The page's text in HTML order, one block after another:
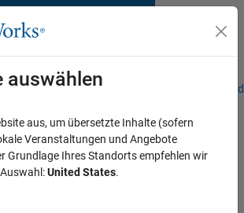
Systeme
Mobile Roboter
Simulink im
und
auswählen
aus, um übersetzte Inhalte (sofern
Veranstaltungen und Angebote
Grundlage Ihres Standorts empfehlen wir
United States.